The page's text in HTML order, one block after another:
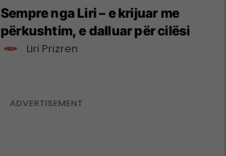
Sempre nga Liri – e krijuar me
përkushtim, e dalluar për cilësi
Liri Prizren